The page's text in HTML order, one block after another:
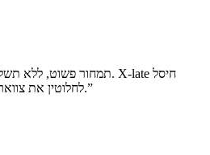
לחלוטין את צוואר הבקבוק שלנו בתחום התרגום.”